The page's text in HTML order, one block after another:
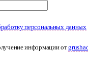
персональных данных
информации от